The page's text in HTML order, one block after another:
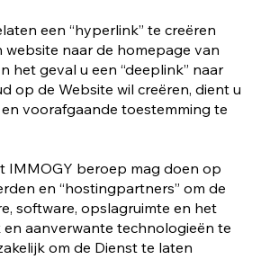
een “hyperlink” te creëren
website naar de homepage van
het geval u een “deeplink” naar
op de Website wil creëren, dient u
voorafgaande toestemming te
IMMOGY beroep mag doen op
en “hostingpartners” om de
software, opslagruimte en het
aanverwante technologieën te
om de Dienst te laten